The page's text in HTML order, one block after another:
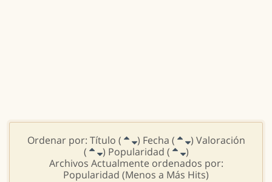
Ordenar por: Título ( ) Fecha (
) Valoración
(
) Popularidad (
)
Archivos Actualmente ordenados por:
Popularidad (Menos a Más Hits)